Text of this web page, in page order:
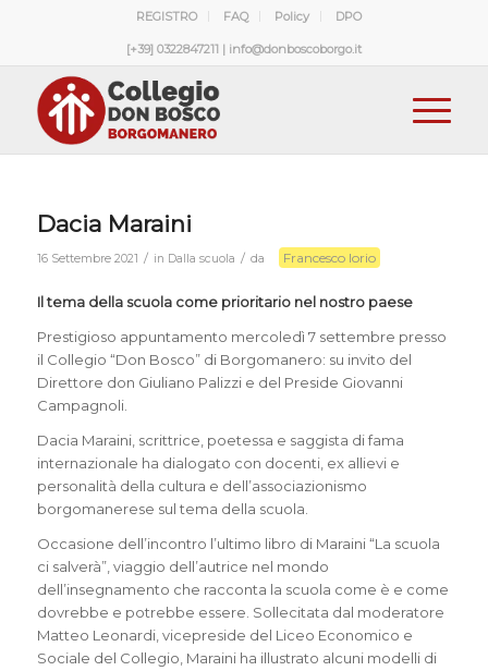
REGISTRO FAQ Policy DPO
[+39] 0322847211 | info@donboscoborgo.it
Dacia Maraini
16 Settembre 2021 / in Dalla scuola / da Francesco Iorio
Il tema della scuola come prioritario nel nostro paese
Prestigioso appuntamento mercoledì 7 settembre presso
il Collegio “Don Bosco” di Borgomanero: su invito del
Direttore don Giuliano Palizzi e del Preside Giovanni
Campagnoli.
Dacia Maraini, scrittrice, poetessa e saggista di fama
internazionale ha dialogato con docenti, ex allievi e
personalità della cultura e dell’associazionismo
borgomanerese sul tema della scuola.
Occasione dell’incontro l’ultimo libro di Maraini “La scuola
ci salverà”, viaggio dell’autrice nel mondo
dell’insegnamento che racconta la scuola come è e come
dovrebbe e potrebbe essere. Sollecitata dal moderatore
Matteo Leonardi, vicepreside del Liceo Economico e
Sociale del Collegio, Maraini ha illustrato alcuni modelli di